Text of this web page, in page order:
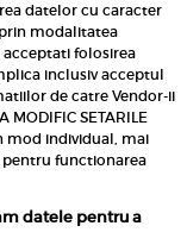
25.09.2025.
datelor cu caracter
modalitatea
acceptati folosirea
inclusiv acceptul
de catre Vendor-ii
MODIFIC SETARILE
mod individual, mai
pentru functionarea
datele pentru a